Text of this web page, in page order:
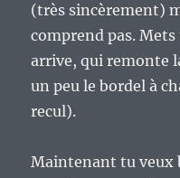
(très sincèrement)
comprend pas. Mets
arrive, qui remonte
un peu le bordel à
recul).
Maintenant tu veux